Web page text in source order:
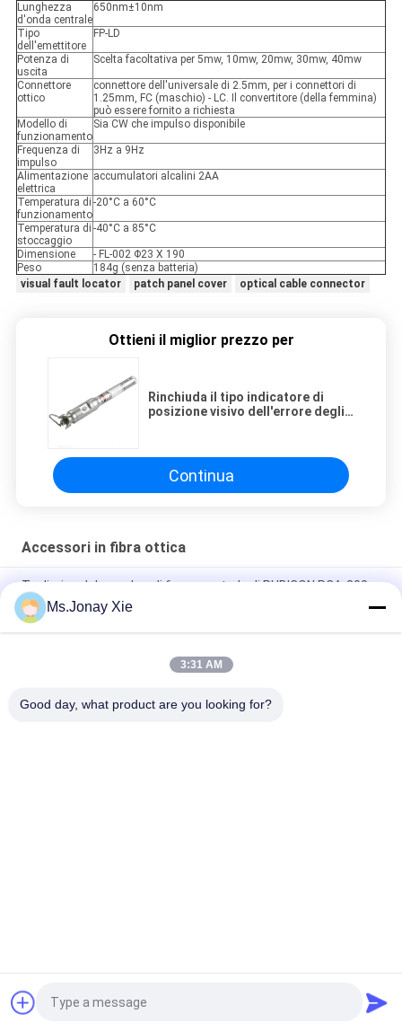
Lunghezza
d'onda centrale
650nm±10nm
Tipo
dell'emettitore
FP-LD
Potenza di
uscita
Scelta facoltativa per 5mw, 10mw, 20mw, 30mw, 40mw
Connettore
ottico
connettore dell'universale di 2.5mm, per i connettori di
1.25mm, FC (maschio) - LC. Il convertitore (della femmina)
può essere fornito a richiesta
Modello di
funzionamento
Sia CW che impulso disponibile
Frequenza di
impulso
3Hz a 9Hz
Alimentazione
elettrica
accumulatori alcalini 2AA
Temperatura di
funzionamento
-20°C a 60°C
Temperatura di
stoccaggio
-40°C a 85°C
Dimensione
- FL-002 Φ23 X 190
Peso
184g (senza batteria)
visual fault locator
patch panel cover optical cable connector
Ottieni il miglior prezzo per
Rinchiuda il tipo indicatore di
posizione visivo dell'errore degli
Continua
Accessori in fibra ottica
Taglierina del membro di forza centrale di RUBICON RCA-200,
taglierina RCA RUBICON del cavo
Unità di controllo remoto intelligente IPDU 80A 12 Porta C19
3 Fase 415v/240v 18 Port 24 Port C19 PDU Con singolo
Richiedi un preventivo
Ms.Jonay Xie
3:31 AM
Good day, what product are you looking for?